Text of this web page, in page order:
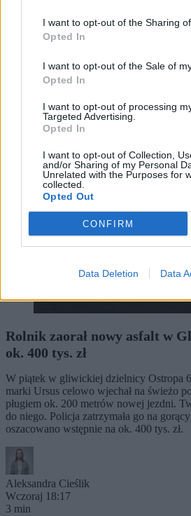
I want to opt-out of the Sharing
Opted In
I want to opt-out of the Sale of
Opted In
I want to opt-out of processing
Targeted Advertising.
Opted In
I want to opt-out of Collection,
and/or Sharing of my Personal
Unrelated with the Purposes for
collected.
Opted Out
CONFIRM
Data Deletion Data
Kraj
Rolnik zaorał nowy asfalt w
ok. 400 tys. zł
W piątek w gliwickiej dzielnicy Ostropa
marki Ursus celowo wjechał na świeżo
pługiem ok. 200 metrów nowej jezdni.
do niego. Policja zatrzymała go na
oszacowano wstępnie na ok. 400 tys. zł.
Aleksandra Cieślik
Wczoraj 18:17
3 min